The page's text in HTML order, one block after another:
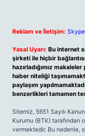
Reklam ve İletişim:
Yasal Uyarı: Bu internet
şirketi ile hiçbir
hazırladığımız
haber niteliği
paylaşım
benzerlikleri tamamen
Sitemiz, 5651 Sayılı
Kurumu (BTK) tarafından
vermektedir. Bu nedenle,